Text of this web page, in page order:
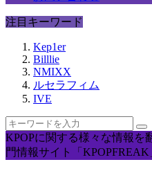
注目キーワード
Kep1er
Billlie
NMIXX
ルセラフィム
IVE
KPOPに関する様々な情報を
門情報サイト「KPOPFREAK